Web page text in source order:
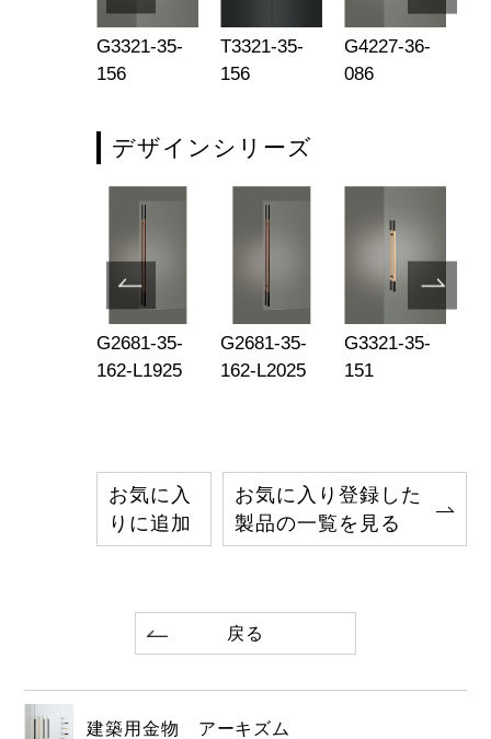
G3321-35-
156
T3321-35-
156
G4227-36-
086
デザインシリーズ
G2681-35-
162-L1925
G2681-35-
162-L2025
G3321-35-
151
お気に入
りに追加
お気に入り登録した
製品の一覧を見る
戻る
建築用金物 アーキズム